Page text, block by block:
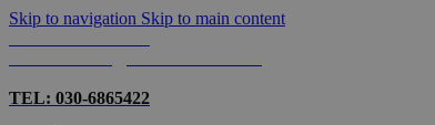
Skip to navigation Skip to main content
TEL: 030-6865422